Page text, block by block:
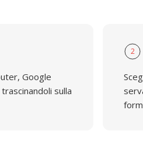
Google
sulla
2